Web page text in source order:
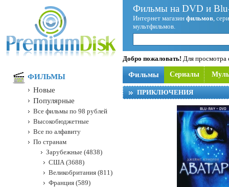
Фильмы на DVD и
Интернет магазин фильмов,
мультфильмов.
Добро пожаловать! Для просмотра
Фильмы Сериалы
ПРИКЛЮЧЕНИЯ
ФИЛЬМЫ
Новые
Популярные
Все фильмы по 98 рублей
Высокобюджетные
Все по алфавиту
По странам
Зарубежные (4838)
США (3688)
Великобритания (811)
Франция (589)